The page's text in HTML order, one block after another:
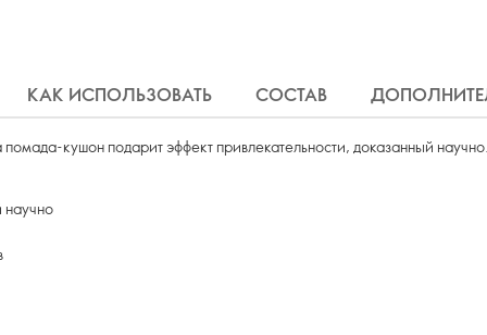
КАК ИСПОЛЬЗОВАТЬ СОСТАВ
кушон подарит эффект привлекательности, доказанный
научно